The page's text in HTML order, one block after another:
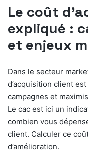
Le coût
expliqué :
et enjeux
Dans le secteur
d’acquisition client
campagnes et
Le cac est ici un
combien vous
client. Calculer ce
d’amélioration.